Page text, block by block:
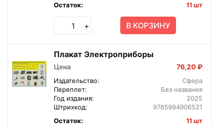
Остаток:
11 шт
+ В КОРЗИНУ
Плакат Электроприборы
Цена 76,20 ₽
Издательство:
Сфера
Переплет:
Без названия
Год издания:
2025
Штрихкод:
9785994906521
Остаток:
11 шт